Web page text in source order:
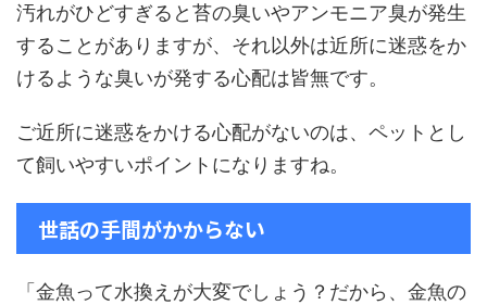
汚れがひどすぎると苔の臭いやアンモニア臭が発生
することがありますが、それ以外は近所に迷惑をか
けるような臭いが発する心配は皆無です。
ご近所に迷惑をかける心配がないのは、ペットとし
て飼いやすいポイントになりますね。
世話の手間がかからない
「金魚って水換えが大変でしょう？だから、金魚の